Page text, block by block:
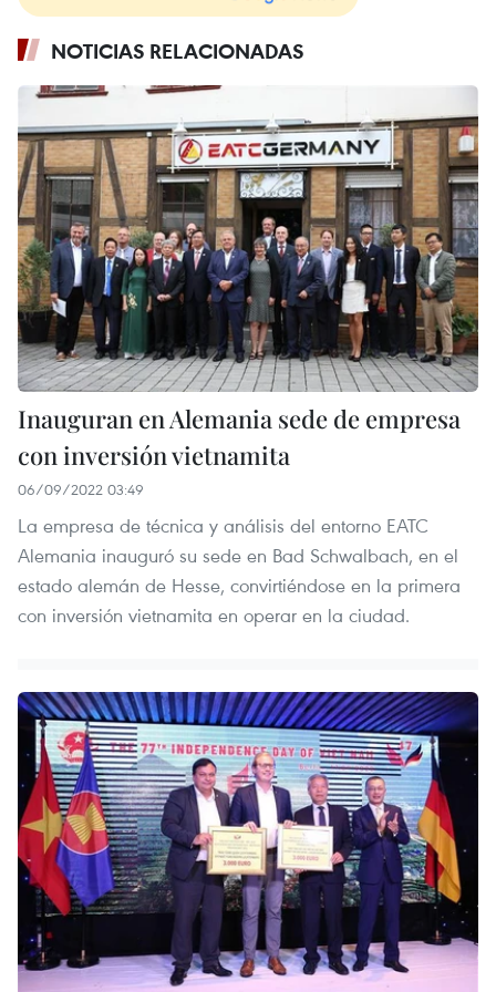
NOTICIAS RELACIONADAS
Inauguran en Alemania sede de empresa
con inversión vietnamita
06/09/2022 03:49
La empresa de técnica y análisis del entorno EATC
Alemania inauguró su sede en Bad Schwalbach, en el
estado alemán de Hesse, convirtiéndose en la primera
con inversión vietnamita en operar en la ciudad.